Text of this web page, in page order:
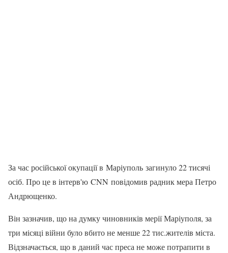
За час російської окупації в Маріуполь загинуло 22 тисячі
осіб. Про це в інтерв'ю CNN повідомив радник мера Петро
Андрющенко.
Він зазначив, що на думку чиновників мерії Маріуполя, за
три місяці війни було вбито не менше 22 тис.жителів міста.
Відзначається, що в даний час преса не може потрапити в